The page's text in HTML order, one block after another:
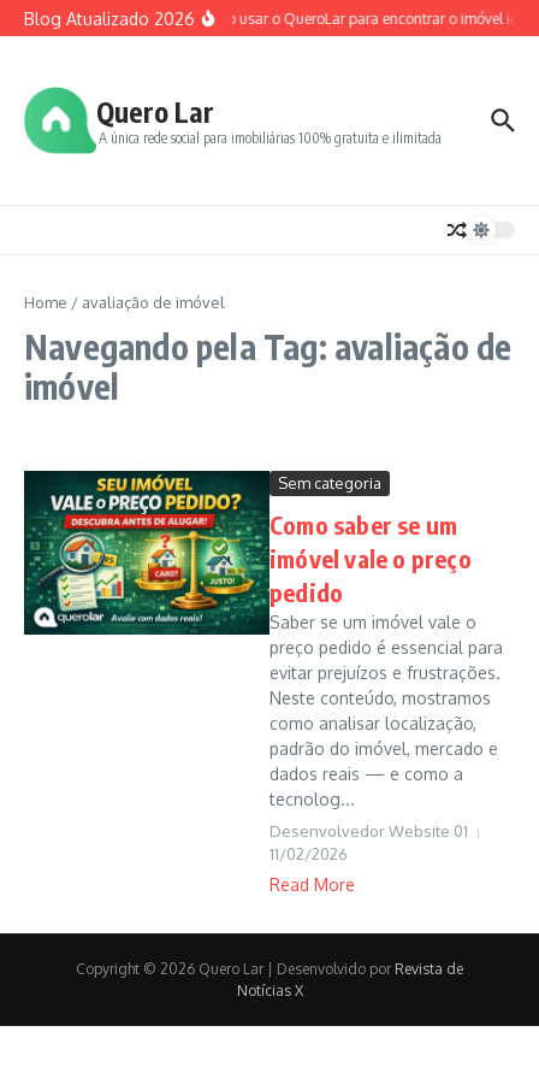
Ir para o conteúdo
Blog Atualizado 2026 Como usar o QueroLar para encontrar o imóvel
Quero Lar
A única rede social para imobiliárias 100% gratuita e ilimitada
Home / avaliação de imóvel
Navegando pela Tag: avaliação de
imóvel
Sem categoria
Como saber se um
imóvel vale o preço
pedido
Saber se um imóvel vale o
preço pedido é essencial para
evitar prejuízos e frustrações.
Neste conteúdo, mostramos
como analisar localização,
padrão do imóvel, mercado e
dados reais — e como a
tecnolog...
Desenvolvedor Website 01
11/02/2026
Read More
Copyright © 2026 Quero Lar | Desenvolvido por Revista de
Notícias X